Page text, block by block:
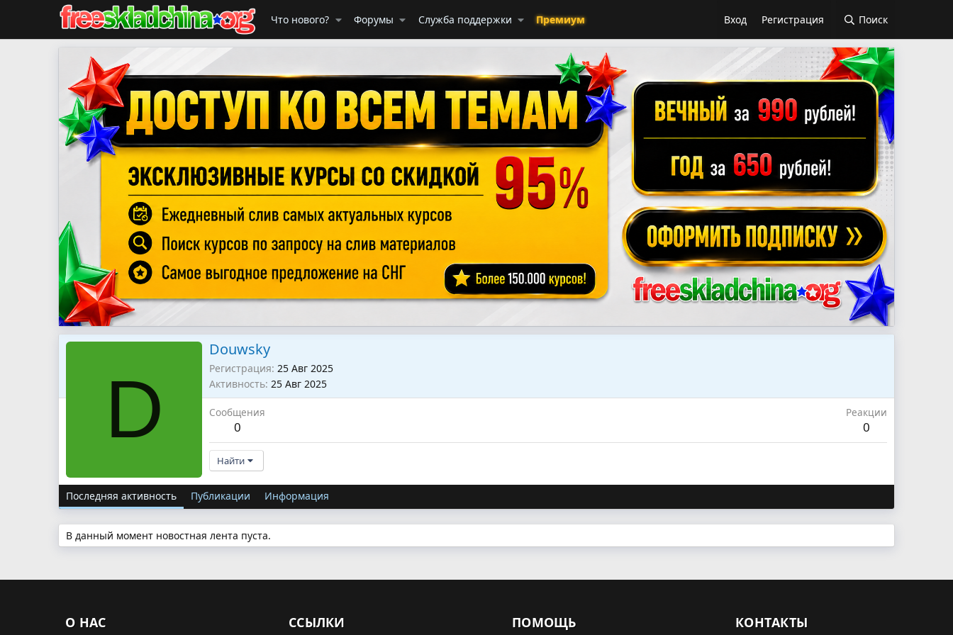
Что нового? Форумы Служба поддержки Премиум Вход Регистрация Поиск
D
Douwsky
Регистрация 25 Авг 2025
Активность 25 Авг 2025
Сообщения
0
Реакции
0
Найти
Последняя активность Публикации Информация
В данный момент новостная лента пуста.
О НАС ССЫЛКИ ПОМОЩЬ КОНТАКТЫ